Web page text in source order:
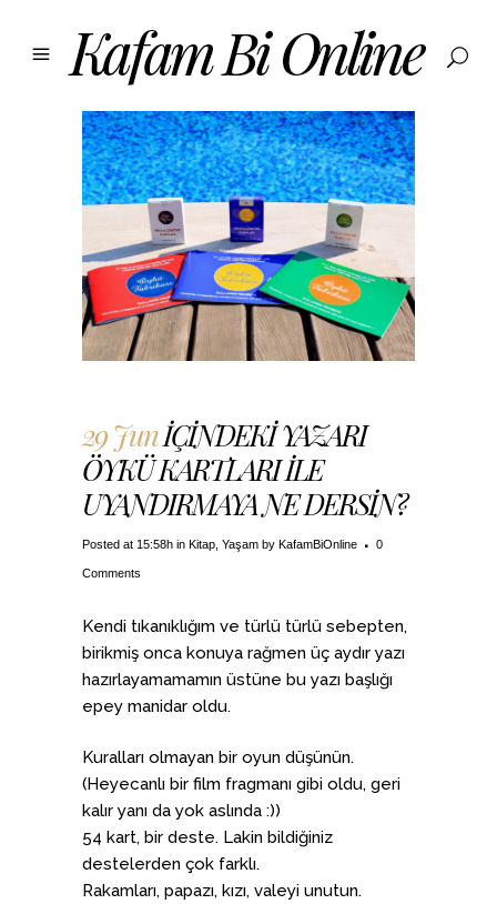
29 JunİÇİNDEKİ YAZARI
ÖYKÜ KARTLARI İLE
UYANDIRMAYA NE DERSİN?
Posted at 15:58h in Kitap Yaşam by KafamBiOnline 0
Comments
Kendi tıkanıklığım ve türlü türlü sebepten,
birikmiş onca konuya rağmen üç aydır yazı
hazırlayamamamın üstüne bu yazı başlığı
epey manidar oldu.
Kuralları olmayan bir oyun düşünün.
(Heyecanlı bir film fragmanı gibi oldu, geri
kalır yanı da yok aslında :))
54 kart, bir deste. Lakin bildiğiniz
destelerden çok farklı.
Rakamları, papazı, kızı, valeyi unutun.